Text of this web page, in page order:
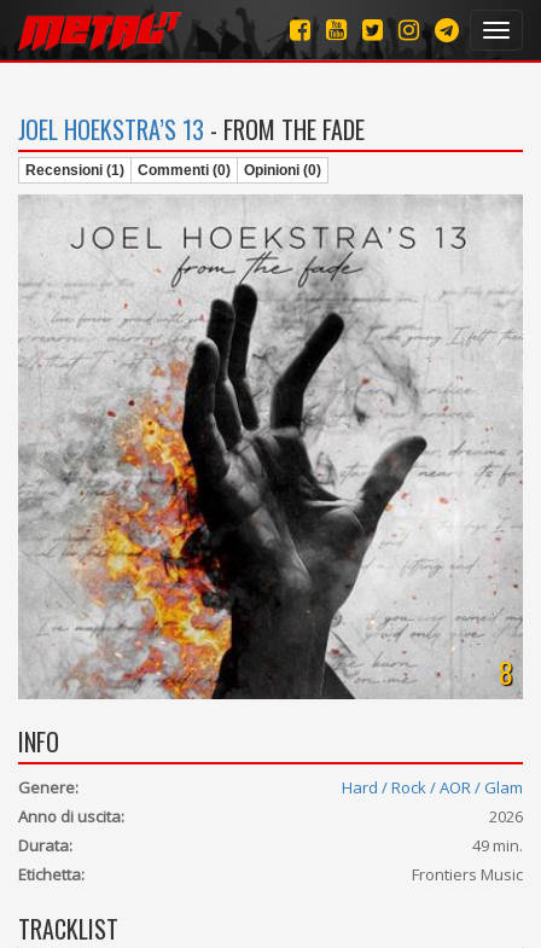
JOEL HOEKSTRA’S 13 - FROM THE FADE
Recensioni (1) Commenti (0) Opinioni (0)
8
INFO
Genere:
Hard / Rock / AOR / Glam
Anno di uscita:
2026
Durata:
49 min.
Etichetta:
Frontiers Music
TRACKLIST